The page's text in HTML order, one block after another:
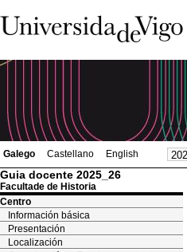
Galego Castellano English
Guia docente 2025_26
Facultade de Historia
Centro
Información básica
Presentación
Localización